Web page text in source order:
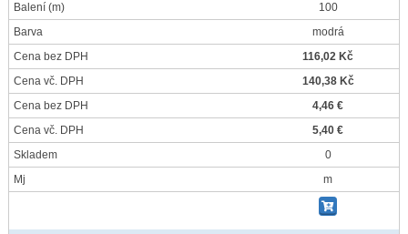
Balení (m)
100
Barva
modrá
Cena bez DPH
116,02 Kč
Cena vč. DPH
140,38 Kč
Cena bez DPH
4,46 €
Cena vč. DPH
5,40 €
Skladem
0
Mj
m